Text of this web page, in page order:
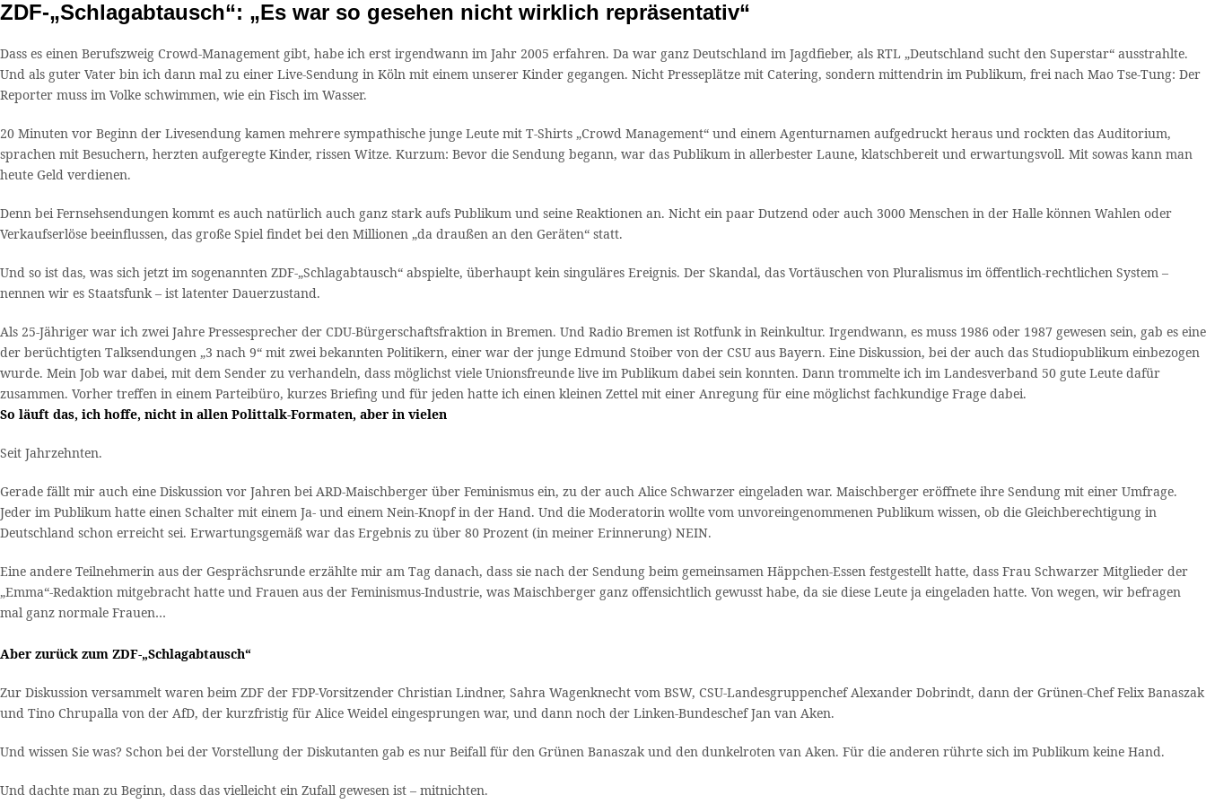
ZDF-„Schlagabtausch“: „Es war so gesehen nicht wirklich repräsentativ“
Dass es einen Berufszweig Crowd-Management gibt, habe ich erst irgendwann im Jahr 2005 erfahren. Da war ganz Deutschland im Jagdfieber, als RTL „Deutschland sucht den Superstar“ ausstrahlte.
Und als guter Vater bin ich dann mal zu einer Live-Sendung in Köln mit einem unserer Kinder gegangen. Nicht Presseplätze mit Catering, sondern mittendrin im Publikum, frei nach Mao Tse-Tung: Der
Reporter muss im Volke schwimmen, wie ein Fisch im Wasser.
20 Minuten vor Beginn der Livesendung kamen mehrere sympathische junge Leute mit T-Shirts „Crowd Management“ und einem Agenturnamen aufgedruckt heraus und rockten das Auditorium,
sprachen mit Besuchern, herzten aufgeregte Kinder, rissen Witze. Kurzum: Bevor die Sendung begann, war das Publikum in allerbester Laune, klatschbereit und erwartungsvoll. Mit sowas kann man
heute Geld verdienen.
Denn bei Fernsehsendungen kommt es auch natürlich auch ganz stark aufs Publikum und seine Reaktionen an. Nicht ein paar Dutzend oder auch 3000 Menschen in der Halle können Wahlen oder
Verkaufserlöse beeinflussen, das große Spiel findet bei den Millionen „da draußen an den Geräten“ statt.
Und so ist das, was sich jetzt im sogenannten ZDF-„Schlagabtausch“ abspielte, überhaupt kein singuläres Ereignis. Der Skandal, das Vortäuschen von Pluralismus im öffentlich-rechtlichen System –
nennen wir es Staatsfunk – ist latenter Dauerzustand.
Als 25-Jähriger war ich zwei Jahre Pressesprecher der CDU-Bürgerschaftsfraktion in Bremen. Und Radio Bremen ist Rotfunk in Reinkultur. Irgendwann, es muss 1986 oder 1987 gewesen sein, gab es eine
der berüchtigten Talksendungen „3 nach 9“ mit zwei bekannten Politikern, einer war der junge Edmund Stoiber von der CSU aus Bayern. Eine Diskussion, bei der auch das Studiopublikum einbezogen
wurde. Mein Job war dabei, mit dem Sender zu verhandeln, dass möglichst viele Unionsfreunde live im Publikum dabei sein konnten. Dann trommelte ich im Landesverband 50 gute Leute dafür
zusammen. Vorher treffen in einem Parteibüro, kurzes Briefing und für jeden hatte ich einen kleinen Zettel mit einer Anregung für eine möglichst fachkundige Frage dabei.
So läuft das, ich hoffe, nicht in allen Polittalk-Formaten, aber in vielen
Seit Jahrzehnten.
Gerade fällt mir auch eine Diskussion vor Jahren bei ARD-Maischberger über Feminismus ein, zu der auch Alice Schwarzer eingeladen war. Maischberger eröffnete ihre Sendung mit einer Umfrage.
Jeder im Publikum hatte einen Schalter mit einem Ja- und einem Nein-Knopf in der Hand. Und die Moderatorin wollte vom unvoreingenommenen Publikum wissen, ob die Gleichberechtigung in
Deutschland schon erreicht sei. Erwartungsgemäß war das Ergebnis zu über 80 Prozent (in meiner Erinnerung) NEIN.
Eine andere Teilnehmerin aus der Gesprächsrunde erzählte mir am Tag danach, dass sie nach der Sendung beim gemeinsamen Häppchen-Essen festgestellt hatte, dass Frau Schwarzer Mitglieder der
„Emma“-Redaktion mitgebracht hatte und Frauen aus der Feminismus-Industrie, was Maischberger ganz offensichtlich gewusst habe, da sie diese Leute ja eingeladen hatte. Von wegen, wir befragen
mal ganz normale Frauen…
Aber zurück zum ZDF-„Schlagabtausch“
Zur Diskussion versammelt waren beim ZDF der FDP-Vorsitzender Christian Lindner, Sahra Wagenknecht vom BSW, CSU-Landesgruppenchef Alexander Dobrindt, dann der Grünen-Chef Felix Banaszak
und Tino Chrupalla von der AfD, der kurzfristig für Alice Weidel eingesprungen war, und dann noch der Linken-Bundeschef Jan van Aken.
Und wissen Sie was? Schon bei der Vorstellung der Diskutanten gab es nur Beifall für den Grünen Banaszak und den dunkelroten van Aken. Für die anderen rührte sich im Publikum keine Hand.
Und dachte man zu Beginn, dass das vielleicht ein Zufall gewesen ist – mitnichten.